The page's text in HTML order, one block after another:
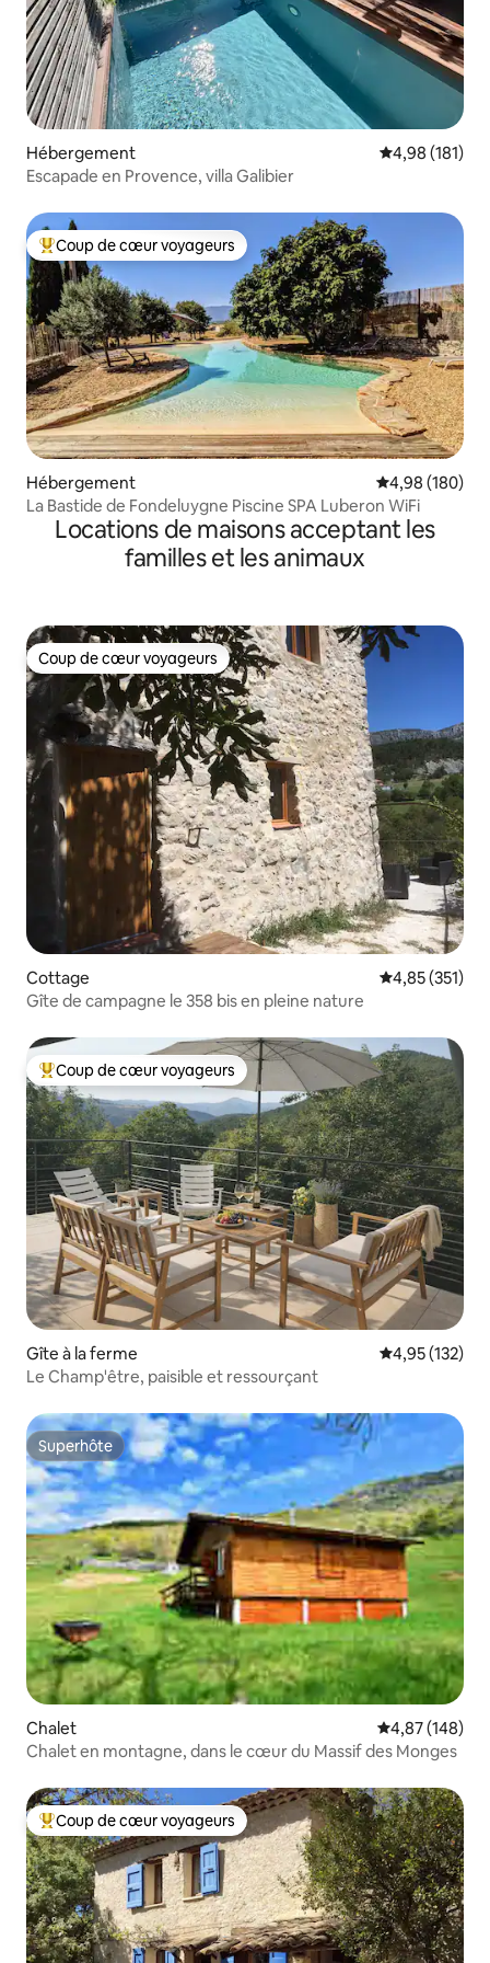
Hébergement Évaluation
4,98 (181)
Escapade en Provence, villa Galibier
Coups de cœur voyageurs les plus appréciés
Coup de cœur voyageurs
Hébergement Évaluation
4,98 (180)
La Bastide de Fondeluygne Piscine SPA Luberon WiFi
Locations de maisons acceptant les
familles et les animaux
Coup de cœur voyageurs
Coup de cœur voyageurs
Cottage Évaluation
4,85 (351)
Gîte de campagne le 358 bis en pleine nature
Coups de cœur voyageurs les plus appréciés
Coup de cœur voyageurs
Gîte à la ferme Évaluation
4,95 (132)
Le Champ'être, paisible et ressourçant
Superhôte
Superhôte
Chalet Évaluation
4,87 (148)
Chalet en montagne, dans le cœur du Massif des Monges
Coups de cœur voyageurs les plus appréciés
Coup de cœur voyageurs